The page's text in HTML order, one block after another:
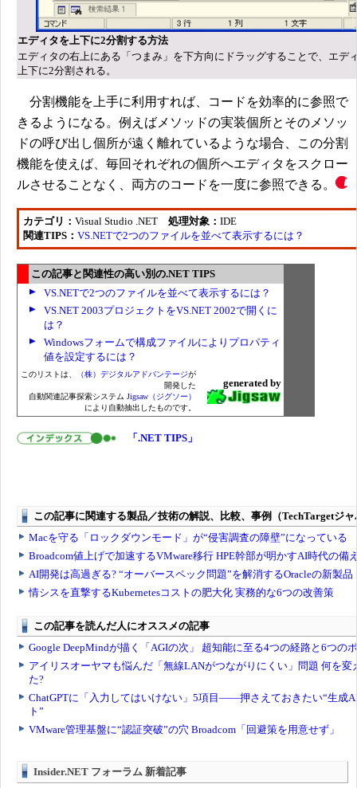
エディタを上下に2分割する方法
エディタの右上にある「つまみ」を下方向にドラッグすることで、エデ
上下に2分割される。
分割機能を上手に利用すれば、コードを効率的に参照で
きるようになる。例えばメソッドの実装個所とそのメソッ
ドの呼び出し個所が遠く離れているような場合、この分割
機能を使えば、毎回それぞれの個所へエディタをスクロー
ルさせることなく、両方のコードを一度に参照できる。
カテゴリ： Visual Studio .NET 処理対象： IDE
関連TIPS： VS.NETで2つのファイルを並べて表示するには？
この記事と関連性の高い別の.NET TIPS
VS.NETで2つのファイルを並べて表示するには？
VS.NET 2003プロジェクトをVS.NET 2002で開くに
は？
Windowsフォームで構成ファイルによりプロパティ
値を設定するには？
このリストは、 （株）デジタルアドバンテージが
開発した
自動関連記事探索システム Jigsaw（ジグソー）
により自動抽出したものです。
generated by
「.NET TIPS」
Insider.NET フォーラム 新着記事